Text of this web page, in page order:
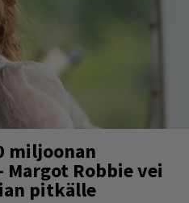
miljoonan
Robbie vei
pitkälle